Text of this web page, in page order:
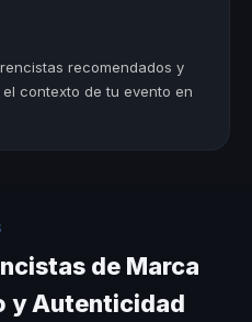
recomendados y
contexto de tu evento en
de Marca
y Autenticidad